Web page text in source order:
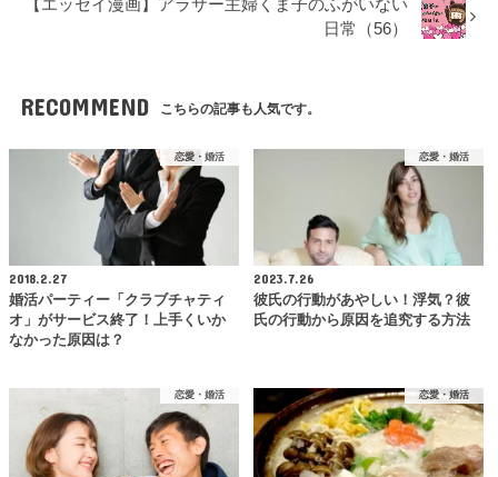
【エッセイ漫画】アラサー主婦くま子のふがいない
日常（56）
RECOMMEND こちらの記事も人気です。
恋愛・婚活
2018.2.27
婚活パーティー「クラブチャティ
オ」がサービス終了！上手くいか
なかった原因は？
恋愛・婚活
2023.7.26
彼氏の行動があやしい！浮気？彼
氏の行動から原因を追究する方法
恋愛・婚活 恋愛・婚活